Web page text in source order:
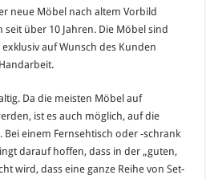
neue Möbel nach altem Vorbild
über 10 Jahren. Die Möbel sind
auf Wunsch des Kunden
Da die meisten Möbel auf
ist es auch möglich, auf die
Bei einem Fernsehtisch oder -schrank
darauf hoffen, dass in der „guten,
wird, dass eine ganze Reihe von Set-